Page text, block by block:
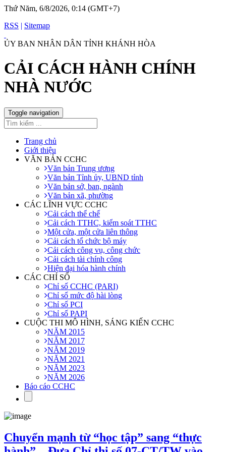
Thứ Năm, 6/8/2026, 0:14 (GMT+7)
RSS | Sitemap
ỦY BAN NHÂN DÂN TỈNH KHÁNH HÒA
CẢI CÁCH HÀNH CHÍNH
NHÀ NƯỚC
Toggle navigation
Trang chủ
Giới thiệu
VĂN BẢN CCHC
Văn bản Trung ương
Văn bản Tỉnh ủy, UBND tỉnh
Văn bản sở, ban, ngành
Văn bản xã, phường
CÁC LĨNH VỰC CCHC
Cải cách thể chế
Cải cách TTHC, kiểm soát TTHC
Một cửa, một cửa liên thông
Cải cách tổ chức bộ máy
Cải cách công vụ, công chức
Cải cách tài chính công
Hiện đại hóa hành chính
CÁC CHỈ SỐ
Chỉ số CCHC (PARI)
Chỉ số mức độ hài lòng
Chỉ số PCI
Chỉ số PAPI
CUỘC THI MÔ HÌNH, SÁNG KIẾN CCHC
NĂM 2015
NĂM 2017
NĂM 2019
NĂM 2021
NĂM 2023
NĂM 2026
Báo cáo CCHC
Chuyển mạnh từ “học tập” sang “thực